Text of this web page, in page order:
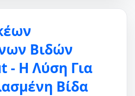
Βιδών
- Η Λύση Για
Βίδα